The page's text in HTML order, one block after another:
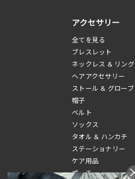
アクセサリー
全てを見る
ブレスレット
ネックレス & リング
へアアクセサリー
ストール & グローブ
帽子
ベルト
ソックス
タオル & ハンカチ
ステーショナリー
ケア用品
ポーチ